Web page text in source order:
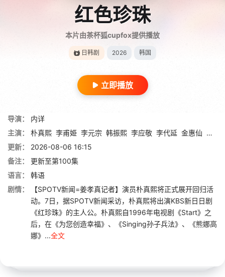
红色珍珠
本片由茶杯狐cupfox提供播放
日韩剧 2026 韩国
立即播放
导演：
内详
主演：
朴真熙 李甫姫 李元宗 韩振熙 李应敬 李代延 金惠仙 金宣
更新：
2026-08-06 16:15
备注：
更新至第100集
语言：
韩语
剧情：
【SPOTV新闻=姜孝真记者】演员朴真熙将正式展开回归活
动。7日，据SPOTV新闻采访，朴真熙将出演KBS新日日剧
《红珍珠》的主人公。朴真熙自1996年电视剧《Start》之
后，在《为您创造幸福》、《Singing孙子兵法》、《熊娜高
娜》...全文